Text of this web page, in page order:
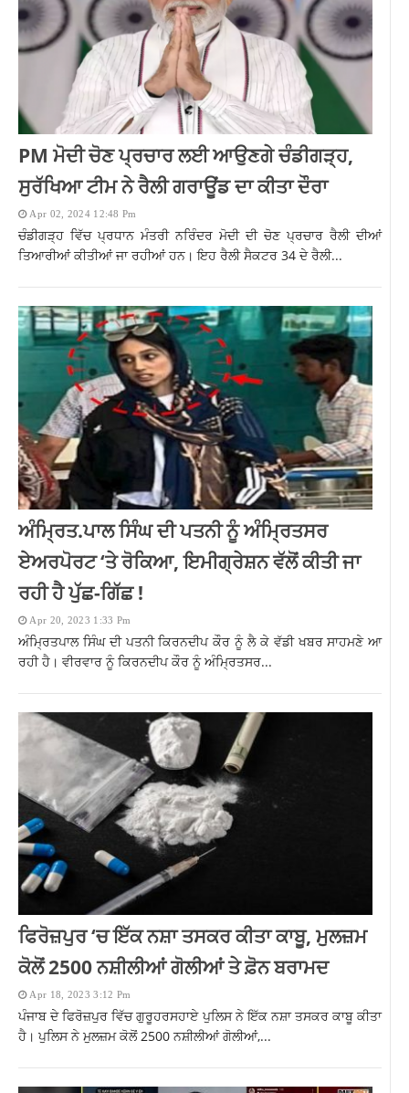
PM ਮੋਦੀ ਚੋਣ ਪ੍ਰਚਾਰ ਲਈ ਆਉਣਗੇ ਚੰਡੀਗੜ੍ਹ,
ਸੁਰੱਖਿਆ ਟੀਮ ਨੇ ਰੈਲੀ ਗਰਾਊਂਡ ਦਾ ਕੀਤਾ ਦੌਰਾ
Apr 02, 2024 12:48 Pm
ਚੰਡੀਗੜ੍ਹ ਵਿੱਚ ਪ੍ਰਧਾਨ ਮੰਤਰੀ ਨਰਿੰਦਰ ਮੋਦੀ ਦੀ ਚੋਣ ਪ੍ਰਚਾਰ ਰੈਲੀ ਦੀਆਂ
ਤਿਆਰੀਆਂ ਕੀਤੀਆਂ ਜਾ ਰਹੀਆਂ ਹਨ। ਇਹ ਰੈਲੀ ਸੈਕਟਰ 34 ਦੇ ਰੈਲੀ...
ਅੰਮ੍ਰਿਤ.ਪਾਲ ਸਿੰਘ ਦੀ ਪਤਨੀ ਨੂੰ ਅੰਮ੍ਰਿਤਸਰ
ਏਅਰਪੋਰਟ ‘ਤੇ ਰੋਕਿਆ, ਇਮੀਗ੍ਰੇਸ਼ਨ ਵੱਲੋਂ ਕੀਤੀ ਜਾ
ਰਹੀ ਹੈ ਪੁੱਛ-ਗਿੱਛ !
Apr 20, 2023 1:33 Pm
ਅੰਮ੍ਰਿਤਪਾਲ ਸਿੰਘ ਦੀ ਪਤਨੀ ਕਿਰਨਦੀਪ ਕੌਰ ਨੂੰ ਲੈ ਕੇ ਵੱਡੀ ਖਬਰ ਸਾਹਮਣੇ ਆ
ਰਹੀ ਹੈ। ਵੀਰਵਾਰ ਨੂੰ ਕਿਰਨਦੀਪ ਕੌਰ ਨੂੰ ਅੰਮ੍ਰਿਤਸਰ...
ਫਿਰੋਜ਼ਪੁਰ ‘ਚ ਇੱਕ ਨਸ਼ਾ ਤਸਕਰ ਕੀਤਾ ਕਾਬੂ, ਮੁਲਜ਼ਮ
ਕੋਲੋਂ 2500 ਨਸ਼ੀਲੀਆਂ ਗੋਲੀਆਂ ਤੇ ਫ਼ੋਨ ਬਰਾਮਦ
Apr 18, 2023 3:12 Pm
ਪੰਜਾਬ ਦੇ ਫਿਰੋਜ਼ਪੁਰ ਵਿੱਚ ਗੁਰੂਹਰਸਹਾਏ ਪੁਲਿਸ ਨੇ ਇੱਕ ਨਸ਼ਾ ਤਸਕਰ ਕਾਬੂ ਕੀਤਾ
ਹੈ। ਪੁਲਿਸ ਨੇ ਮੁਲਜ਼ਮ ਕੋਲੋਂ 2500 ਨਸ਼ੀਲੀਆਂ ਗੋਲੀਆਂ,...